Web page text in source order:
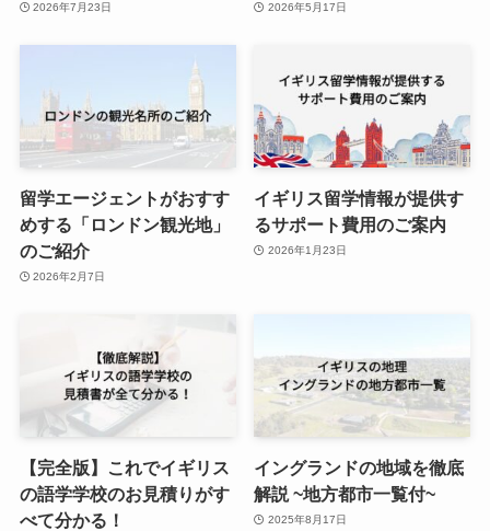
2026年7月23日 2026年5月17日
留学エージェントがおすす
めする「ロンドン観光地」
のご紹介
2026年2月7日
イギリス留学情報が提供す
るサポート費用のご案内
2026年1月23日
【完全版】これでイギリス
の語学学校のお見積りがす
べて分かる！
イングランドの地域を徹底
解説 ~地方都市一覧付~
2025年8月17日